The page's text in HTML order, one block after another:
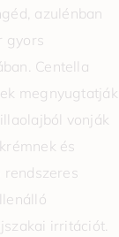
azulénban
gyors
Centella
megnyugtatják
vonják
és
irritációt.